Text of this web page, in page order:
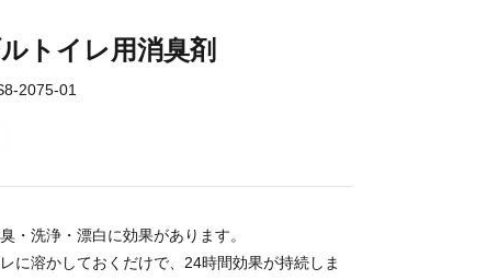
トイレ用消臭剤
2075-01
・洗浄・漂白に効果があります。
に溶かしておくだけで、24時間効果が持続しま